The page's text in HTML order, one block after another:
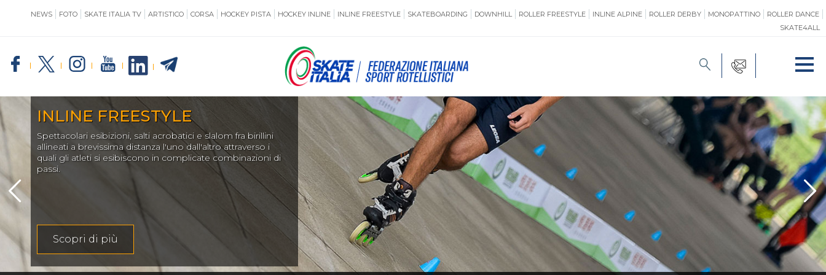
NEWS FOTO SKATE ITALIA TV ARTISTICO CORSA HOCKEY PISTA HOCKEY INLINE INLINE FREESTYLE SKATEBOARDING DOWNHILL ROLLER FREESTYLE INLINE ALPINE ROLLER DERBY MONOPATTINO
ROLLER DANCE
SKATE4ALL
INLINE FREESTYLE
Spettacolari esibizioni, salti acrobatici e slalom fra birillini
allineati a brevissima distanza l'uno dall'altro attraverso i
quali gli atleti si esibiscono in complicate combinazioni di
passi.
Scopri di più
SKATE ITALIA TESSERAMENTO FORMAZIONE
GIUSTIZIA NORMATIVE TERRITORIO PROMOZIONE
IMPIANTISTICA ANTIDOPING ASSICURAZIONE SAFEGUARDING